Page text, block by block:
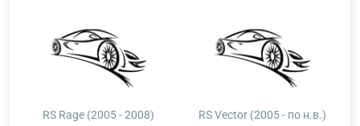
RS Rage (2005 - 2008) RS Vector (2005 - по н.в.)